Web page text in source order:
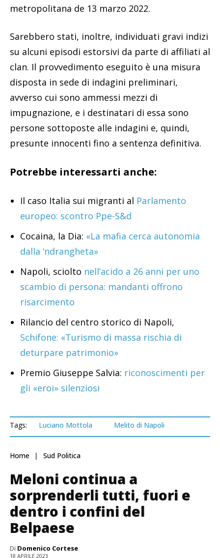
metropolitana de 13 marzo 2022.
Sarebbero stati, inoltre, individuati gravi indizi
su alcuni episodi estorsivi da parte di affiliati al
clan. Il provvedimento eseguito è una misura
disposta in sede di indagini preliminari,
avverso cui sono ammessi mezzi di
impugnazione, e i destinatari di essa sono
persone sottoposte alle indagini e, quindi,
presunte innocenti fino a sentenza definitiva.
Potrebbe interessarti anche:
Il caso Italia sui migranti al Parlamento
europeo: scontro Ppe-S&d
Cocaina, la Dia: «La mafia cerca autonomia
dalla ‘ndrangheta»
Napoli, sciolto nell’acido a 26 anni per uno
scambio di persona: mandanti offrono
risarcimento
Rilancio del centro storico di Napoli,
Schifone: «Turismo di massa rischia di
deturpare patrimonio»
Premio Giuseppe Salvia: riconoscimenti per
gli «eroi» silenziosi
Tags: Luciano Mottola Melito di Napoli
Home Sud Politica
Meloni continua a
sorprenderli tutti, fuori e
dentro i confini del
Belpaese
Di Domenico Cortese
18 APRILE 2023